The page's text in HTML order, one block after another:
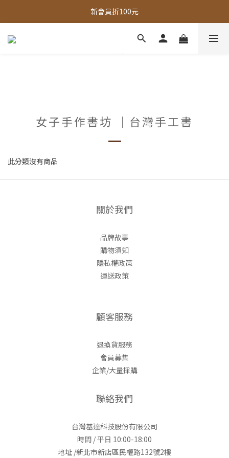
全館，滿888超取免運｜滿1500宅配免運
新會員折100元
全館現貨商品，3個工作天內出貨
全館，滿888超取免運｜滿1500宅配免運
女子手作書坊 ｜台灣手工書
此分類沒有商品
關於我們
品牌故事
購物須知
隱私權政策
運送政策
顧客服務
退換貨服務
會員募集
企業/大量採購
聯絡我們
台灣基達科技股份有限公司
時間 / 平日 10:00-18:00
地址 /新北市新店區民權路132號2樓